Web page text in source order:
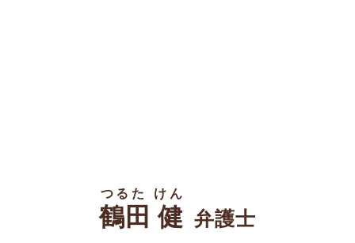
鶴田 健
つるた けん
弁護士